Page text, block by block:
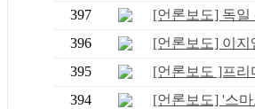
397
[언론보도] 독일
396
[언론보도] 이지
395
[언론보도 ]프리
394
[언론보도] '스